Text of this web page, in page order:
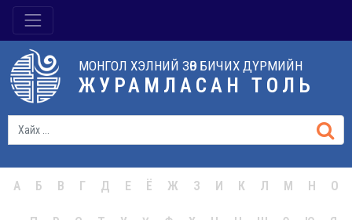
МОНГОЛ ХЭЛНИЙ ЗӨВ БИЧИХ ДҮРМИЙН
ЖУРАМЛАСАН ТОЛЬ
А Б В Г Д Е Ё Ж З И К Л М Н О